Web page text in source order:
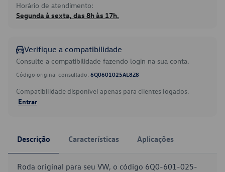
Horário de atendimento:
Segunda à sexta, das 8h às 17h.
Verifique a compatibilidade
Consulte a compatibilidade fazendo login na sua conta.
Código original consultado: 6Q0601025AL8Z8
Compatibilidade disponível apenas para clientes logados.
Entrar
Descrição Características Aplicações
Roda original para seu VW, o código 6Q0-601-025-